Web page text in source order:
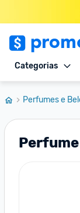
Categorias
Perfumes e